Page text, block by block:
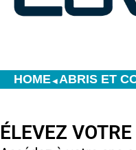
HOME◀ABRIS ET
ÉLEVEZ